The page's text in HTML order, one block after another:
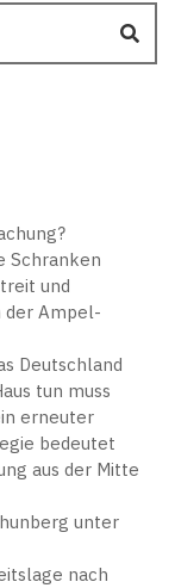
Schranken
und
der Ampel-
Deutschland
tun muss
erneuter
bedeutet
aus der Mitte
unter
nach